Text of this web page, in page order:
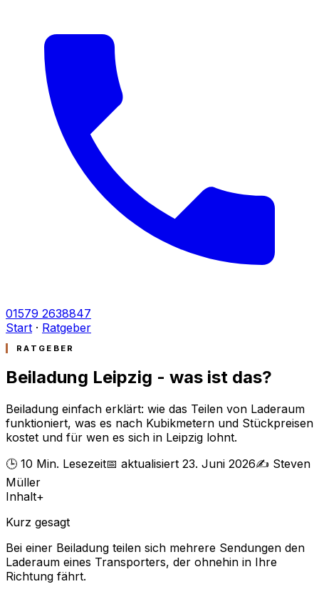
01579 2638847
Start · Ratgeber
RATGEBER
Beiladung Leipzig - was ist das?
Beiladung einfach erklärt: wie das Teilen von Laderaum
funktioniert, was es nach Kubikmetern und Stückpreisen
kostet und für wen es sich in Leipzig lohnt.
🕒 10 Min. Lesezeit📅 aktualisiert 23. Juni 2026✍️ Steven
Müller
Inhalt+
Kurz gesagt
Bei einer Beiladung teilen sich mehrere Sendungen den
Laderaum eines Transporters, der ohnehin in Ihre
Richtung fährt.